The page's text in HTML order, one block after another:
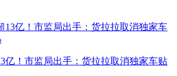
亿！市监局出手：货拉拉取消独家车贴